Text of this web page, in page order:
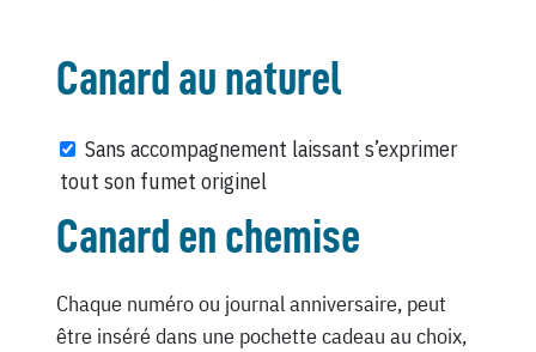
Canard au naturel
Sans accompagnement laissant s’exprimer
tout son fumet originel
Canard en chemise
Chaque numéro ou journal anniversaire, peut
être inséré dans une pochette cadeau au choix,